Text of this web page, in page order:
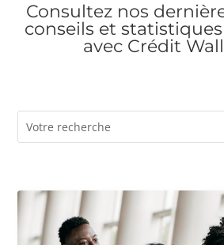
Consultez nos
conseils et
avec Crédit